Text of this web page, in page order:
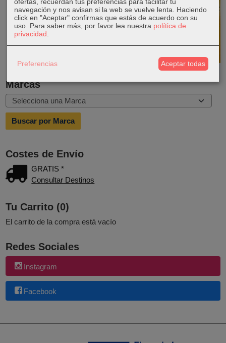
Marcas
Costes de Envío
GRATIS *
Consultar Destinos
Tu Carrito (0)
El carrito de la compra está vacío
Redes Sociales
Instagram
Facebook
navegación y nos avisan si la web se vuelve lenta. Haciendo
click en "Aceptar" confirmas que estás de acuerdo con su
uso. Para saber más, por favor lea nuestra política de
privacidad
Preferencias Aceptar todas